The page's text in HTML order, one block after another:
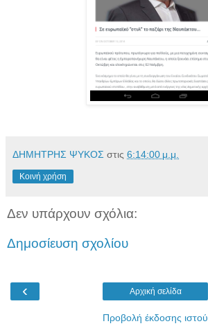
ΔΗΜΗΤΡΗΣ ΨΥΚΟΣ στις 6:14:00 μ.μ.
Κοινή χρήση
Δεν υπάρχουν σχόλια:
Δημοσίευση σχολίου
‹ Αρχική σελίδα
Προβολή έκδοσης ιστού